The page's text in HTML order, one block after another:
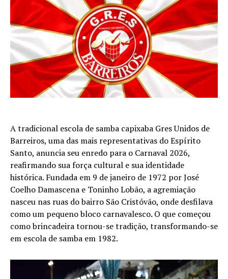
A tradicional escola de samba capixaba Gres Unidos de
Barreiros, uma das mais representativas do Espírito
Santo, anuncia seu enredo para o Carnaval 2026,
reafirmando sua força cultural e sua identidade
histórica. Fundada em 9 de janeiro de 1972 por José
Coelho Damascena e Toninho Lobão, a agremiação
nasceu nas ruas do bairro São Cristóvão, onde desfilava
como um pequeno bloco carnavalesco. O que começou
como brincadeira tornou-se tradição, transformando-se
em escola de samba em 1982.